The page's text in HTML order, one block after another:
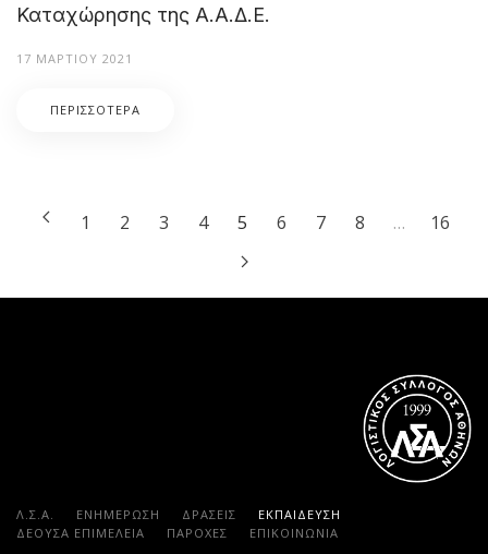
Καταχώρησης της Α.Α.Δ.Ε.
17 ΜΑΡΤΊΟΥ 2021
ΠΕΡΙΣΣΌΤΕΡΑ
1 2 3 4 5 6 7 8 … 16
Λ.Σ.Α. ΕΝΗΜΕΡΩΣΗ ΔΡΑΣΕΙΣ
ΕΚΠΑΊΔΕΥΣΗ
ΔΕΟΥΣΑ ΕΠΙΜΕΛΕΙΑ
ΠΑΡΟΧΈΣ ΕΠΙΚΟΙΝΩΝΊΑ